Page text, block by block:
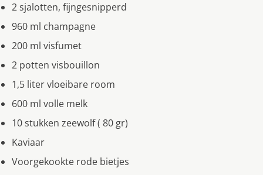
2 sjalotten, fijngesnipperd
960 ml champagne
200 ml visfumet
2 potten visbouillon
1,5 liter vloeibare room
600 ml volle melk
10 stukken zeewolf ( 80 gr)
Kaviaar
Voorgekookte rode bietjes